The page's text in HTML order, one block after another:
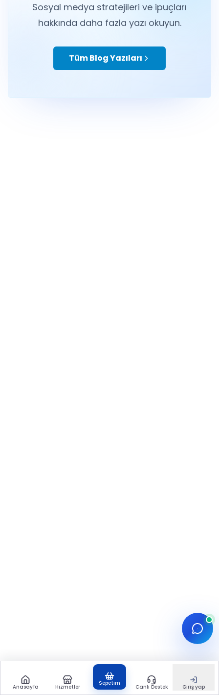
Sosyal medya stratejileri ve ipuçları
hakkında daha fazla yazı okuyun.
Tüm Blog Yazıları
Anasayfa Hizmetler
Sepetim
Canlı Destek Giriş yap